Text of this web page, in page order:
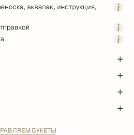
аквапак, инструкция,
БУКЕТЫ